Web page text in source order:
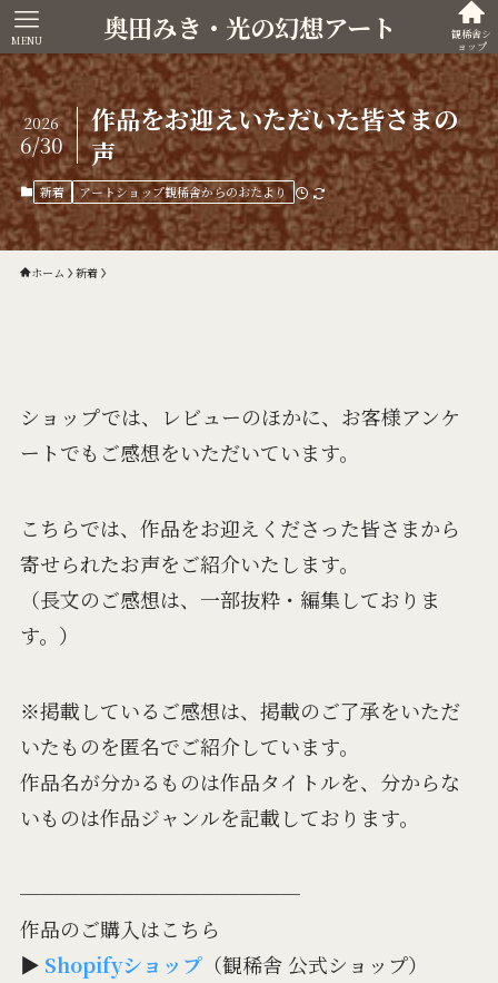
奥田みき・光の幻想アート 観稀舎シ
ョップ
MENU
作品をお迎えいただいた皆さまの
声
2026
6/30
新着 アートショップ観稀舎からのおたより
ホーム 新着
ショップでは、レビューのほかに、お客様アンケ
ートでもご感想をいただいています。
こちらでは、作品をお迎えくださった皆さまから
寄せられたお声をご紹介いたします。
（長文のご感想は、一部抜粋・編集しておりま
す。）
※掲載しているご感想は、掲載のご了承をいただ
いたものを匿名でご紹介しています。
作品名が分かるものは作品タイトルを、分からな
いものは作品ジャンルを記載しております。
──────────────
作品のご購入はこちら
▶ Shopifyショップ（観稀舎 公式ショップ）